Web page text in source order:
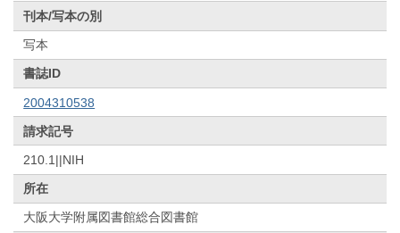
刊本/写本の別
写本
書誌ID
2004310538
請求記号
210.1||NIH
所在
大阪大学附属図書館総合図書館